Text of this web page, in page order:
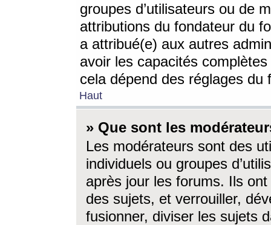
groupes d’utilisateurs ou de
attributions du fondateur du
a attribué(e) aux autres
avoir les capacités
cela dépend des réglages du
Haut
» Que sont les
Les modérateurs sont des
individuels ou groupes
après jour les forums. Ils ont
des sujets, et verrouiller,
fusionner, diviser les sujets